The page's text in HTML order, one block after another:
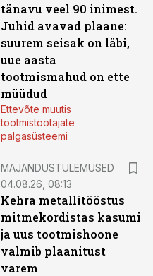
tänavu veel 90 inimest.
Juhid avavad plaane:
suurem seisak on läbi,
uue aasta
tootmismahud on ette
müüdud
Ettevõte muutis
tootmistöötajate
palgasüsteemi
MAJANDUSTULEMUSED
04.08.26, 08:13
Kehra metallitööstus
mitmekordistas kasumi
ja uus tootmishoone
valmib plaanitust
varem